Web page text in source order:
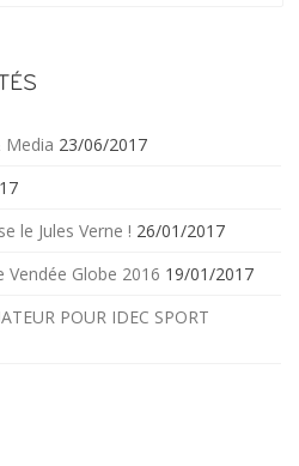
Media 23/06/2017
le Jules Verne ! 26/01/2017
Vendée Globe 2016 19/01/2017
POUR IDEC SPORT